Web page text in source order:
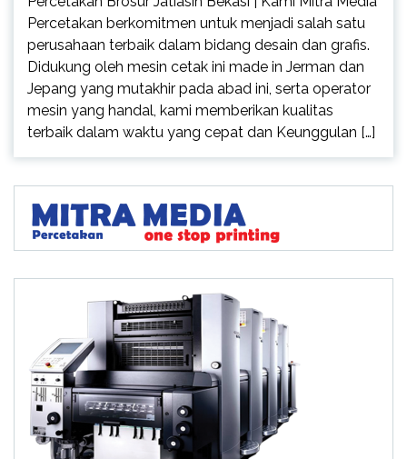
Percetakan berkomitmen untuk menjadi salah satu
perusahaan terbaik dalam bidang desain dan grafis.
Didukung oleh mesin cetak ini made in Jerman dan
Jepang yang mutakhir pada abad ini, serta operator
mesin yang handal, kami memberikan kualitas
terbaik dalam waktu yang cepat dan Keunggulan […]